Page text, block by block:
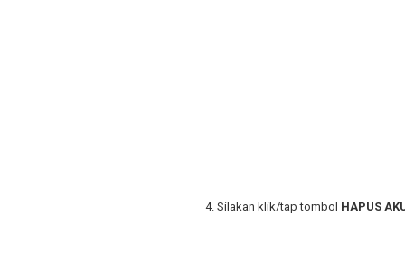
4. Silakan klik/tap tombol HAPUS